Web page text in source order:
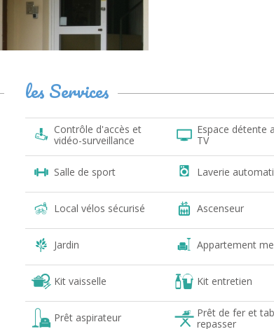
les Services
Contrôle d'accès et
vidéo-surveillance
Espace détente
TV
Salle de sport Laverie
Local vélos sécurisé Ascenseur
Jardin Appartement
Kit vaisselle Kit entretien
Prêt aspirateur
Prêt de fer et
repasser